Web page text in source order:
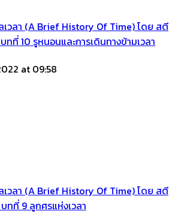
เวลา (A Brief History Of Time) โดย สตี
ที่ 10 รูหนอนและการเดินทางข้ามเวลา
at 09:58
เวลา (A Brief History Of Time) โดย สตี
ทที่ 9 ลูกศรแห่งเวลา